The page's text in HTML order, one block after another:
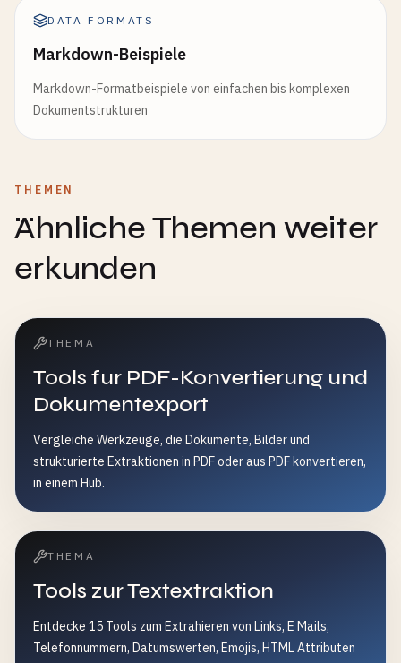
DATA FORMATS
Markdown-Beispiele
Markdown-Formatbeispiele von einfachen bis komplexen
Dokumentstrukturen
THEMEN
Ähnliche Themen weiter
erkunden
THEMA
Tools fur PDF-Konvertierung und
Dokumentexport
Vergleiche Werkzeuge, die Dokumente, Bilder und
strukturierte Extraktionen in PDF oder aus PDF konvertieren,
in einem Hub.
THEMA
Tools zur Textextraktion
Entdecke 15 Tools zum Extrahieren von Links, E Mails,
Telefonnummern, Datumswerten, Emojis, HTML Attributen